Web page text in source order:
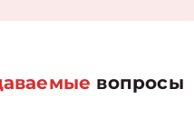
вопросы